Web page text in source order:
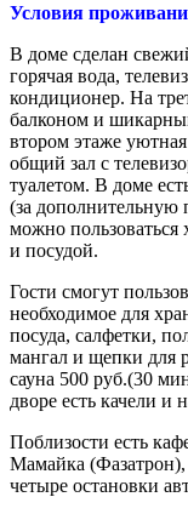
Условия
В доме сделан
горячая вода,
кондиционер. На
балконом и
втором этаже
общий зал с
туалетом. В доме
(за дополнительную
можно
и посудой.
Гости смогут
необходимое для
посуда, салфетки,
мангал и щепки для
сауна 500 руб.(30
дворе есть качели и
Поблизости есть
Мамайка
четыре остановки